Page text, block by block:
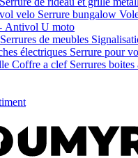
velo Serrure bungalow
Antivol U moto
de meubles
électriques Serrure pour
Coffre a clef Serrures